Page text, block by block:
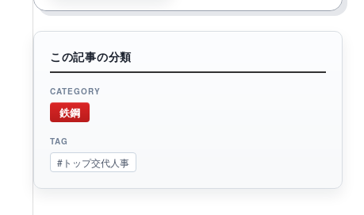
この記事の分類
CATEGORY
鉄鋼
TAG
#トップ交代人事